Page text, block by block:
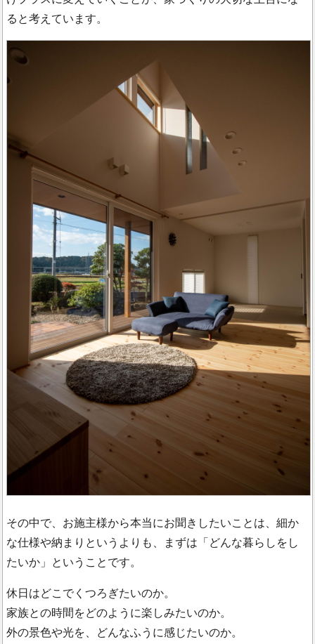
ると考えています。
その中で、お施主様から本当にお聞きしたいことは、細か
な仕様や納まりというよりも、まずは「どんな暮らしをし
たいか」ということです。
休日はどこでくつろぎたいのか。
家族との時間をどのように楽しみたいのか。
外の景色や光を、どんなふうに感じたいのか。